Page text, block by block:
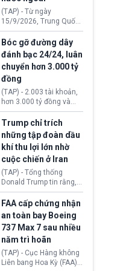
đến ổ dịch Salmonella
khiến ít nhất 110 người
mắc bệnh tại bang
Minnesota.
(TAP) - Từ ngày
15/9/2026, Trung Quốc
áp dụng quy định mới về
quản lý xuất nhập cảnh.
Một hành vi vi phạm giấy
tờ, xuất nhập cảnh trái
phép hay liên quan kiểm
soát công nghệ có thể
khiến công dân Trung
Quốc đối mặt lệnh cấm
xuất cảnh kéo dài tới 3
năm. Trong khi đó, người
nước ngoài sử dụng giấy
tờ giả có nguy cơ bị từ
chối nhập cảnh hoặc
cấm vào Trung Quốc tới
5 năm.
Bóc gỡ đường dây
đánh bạc 24/24, luân
chuyển hơn 3.000 tỷ
đồng
(TAP) - 2.003 tài khoản,
hơn 3.000 tỷ đồng và
một đường dây đánh
bạc xuyên quốc gia vận
hành 24/24 giờ vừa bị
Công an TP. Hải Phòng
(Việt Nam) bóc gỡ.
Trump chỉ trích
những tập đoàn dầu
khí thu lợi lớn nhờ
cuộc chiến ở Iran
(TAP) - Tổng thống
Donald Trump tin rằng, 2
tập đoàn dầu khí
ExxonMobil và Chevron
đã thu về lợi nhuận quá
lớn nhờ giá dầu tăng
mạnh suốt thời gian Hoa
Kỳ xảy ra xung đột ở
Iran. Trên cơ sở đó, lãnh
đạo Nhà Trắng kêu gọi
các doanh nghiệp cần
FAA cấp chứng nhận
an toàn bay Boeing
737 Max 7 sau nhiều
năm trì hoãn
(TAP) - Cục Hàng không
Liên bang Hoa Kỳ (FAA)